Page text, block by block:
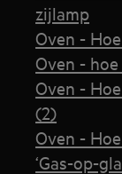
zijlamp
Oven -
Oven -
Oven -
(2)
Oven -
‘Gas-op-